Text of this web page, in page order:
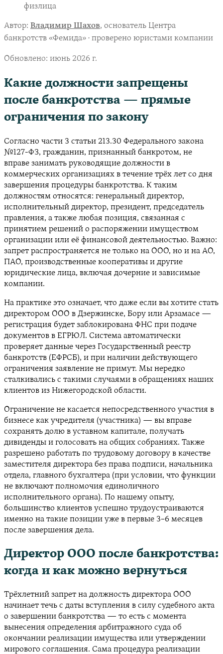
физлица
Автор: Владимир Шахов, основатель Центра
банкротств «Фемида» · проверено юристами компании
Обновлено: июнь 2026 г.
Какие должности запрещены
после банкротства — прямые
ограничения по закону
Согласно части 3 статьи 213.30 Федерального закона
№127-ФЗ, гражданин, признанный банкротом, не
вправе занимать руководящие должности в
коммерческих организациях в течение трёх лет со дня
завершения процедуры банкротства. К таким
должностям относятся: генеральный директор,
исполнительный директор, президент, председатель
правления, а также любая позиция, связанная с
принятием решений о распоряжении имуществом
организации или её финансовой деятельностью. Важно:
запрет распространяется не только на ООО, но и на АО,
ПАО, производственные кооперативы и другие
юридические лица, включая дочерние и зависимые
компании.
На практике это означает, что даже если вы хотите стать
директором ООО в Дзержинске, Бору или Арзамасе —
регистрация будет заблокирована ФНС при подаче
документов в ЕГРЮЛ. Система автоматически
проверяет данные через Государственный реестр
банкротств (ЕФРСБ), и при наличии действующего
ограничения заявление не примут. Мы нередко
сталкивались с такими случаями в обращениях наших
клиентов из Нижегородской области.
Ограничение не касается непосредственного участия в
бизнесе как учредителя (участника) — вы вправе
сохранять долю в уставном капитале, получать
дивиденды и голосовать на общих собраниях. Также
разрешено работать по трудовому договору в качестве
заместителя директора без права подписи, начальника
отдела, главного бухгалтера (при условии, что функции
не включают полномочия единоличного
исполнительного органа). По нашему опыту,
большинство клиентов успешно трудоустраиваются
именно на такие позиции уже в первые 3–6 месяцев
после завершения дела.
Директор ООО после банкротства:
когда и как можно вернуться
Трёхлетний запрет на должность директора ООО
начинает течь с даты вступления в силу судебного акта
о завершении банкротства — то есть с момента
вынесения определения арбитражного суда об
окончании реализации имущества или утверждении
мирового соглашения. Сама процедура реализации